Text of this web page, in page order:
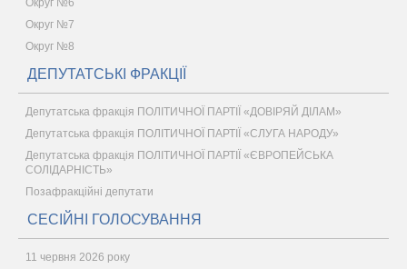
Округ №7
Округ №8
ДЕПУТАТСЬКІ ФРАКЦІЇ
Депутатська фракція ПОЛІТИЧНОЇ ПАРТІЇ «ДОВІРЯЙ ДІЛАМ»
Депутатська фракція ПОЛІТИЧНОЇ ПАРТІЇ «СЛУГА НАРОДУ»
Депутатська фракція ПОЛІТИЧНОЇ ПАРТІЇ «ЄВРОПЕЙСЬКА
СОЛІДАРНІСТЬ»
Позафракційні депутати
СЕСІЙНІ ГОЛОСУВАННЯ
11 червня 2026 року